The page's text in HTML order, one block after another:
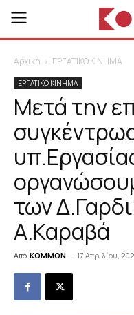
Αρχική ΕΡΓΑΤΙΚΟ ΚΙΝΗΜΑ
ΕΡΓΑΤΙΚΟ ΚΙΝΗΜΑ
Μετά την
των
Α.Καραβά
Από KOMMON - 17 Απριλίου,